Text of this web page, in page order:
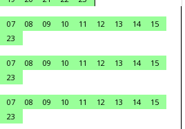
07 08 09 10 11 12 13 14
15
23
07 08 09 10 11 12 13 14
15
23
07 08 09 10 11 12 13 14
15
23